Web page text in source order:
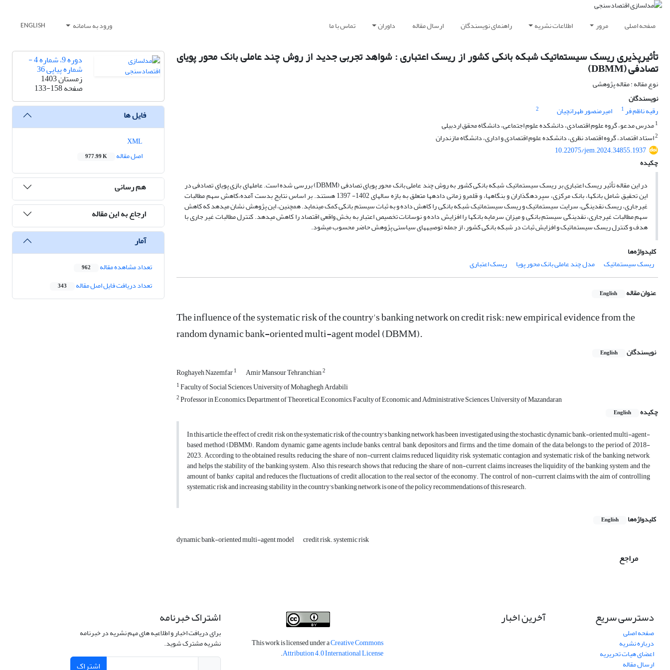
صفحه اصلی مرور اطلاعات نشریه راهنمای نویسندگان ارسال مقاله داوران تماس با ما ورود به سامانه ENGLISH
تأثیرپذیری ریسک سیستماتیک شبکه بانکی کشور از ریسک اعتباری : شواهد تجربی جدید از روش چند عاملی بانک محور پویای
تصادفی (DBMM)
نوع مقاله : مقاله پژوهشی
نویسندگان
رقیه ناظم فر1 امیرمنصور طهرانچیان
2
1مدرس مدعو، گروه علوم اقتصادی، دانشکده علوم اجتماعی، دانشگاه محقق اردبیلی
2استاد اقتصاد، گروه اقتصاد نظری، دانشکده علوم اقتصادی و اداری، دانشگاه مازندران
10.22075/jem.2024.34855.1937
چکیده
در این مقاله تأثیر ریسک اعتباری بر ریسک سیستماتیک شبکه بانکی کشور به روش چند عاملی بانک محور پویای تصادفی (DBMM) بررسی شده است. عامل­های بازی پویای تصادفی در
این تحقیق شامل بانک­ها، بانک مرکزی، سپرده­گذاران و بنگاه­ها، و قلمرو زمانی داده­ها متعلق به بازه سال­های 1402- 1397 هستند. بر اساس نتایج بدست آمده،کاهش سهم مطالبات
غیرجاری، ریسک نقدینگی، سرایت سیستماتیک و ریسک سیستماتیک شبکه بانکی را کاهش داده و به ثبات سیستم بانکی کمک می­نماید. همچنین، این پژوهش نشان می­دهد که کاهش
سهم مطالبات غیرجاری، نقدینگی سیستم بانکی و میزان سرمایه بانک­ها را افزایش داده و نوسانات تخصیص اعتبار به بخش واقعی اقتصاد را کاهش می­دهد. کنترل مطالبات غیر جاری با
هدف و کنترل ریسک سیستماتیک و افزایش ثبات در شبکه بانکی کشور، از جمله توصیه­های سیاستی پژوهش حاضر محسوب می­شود.
کلیدواژه‌ها
ریسک سیستماتیک
مدل چند عاملی بانک محور پویا ریسک اعتباری
عنوان مقاله English
The influence of the systematic risk of the country's banking network on credit risk: new empirical evidence from the
random dynamic bank-oriented multi-agent model (DBMM).
نویسندگان English
Roghayeh Nazemfar1 Amir Mansour Tehranchian2
1Faculty of Social Sciences, University of Mohaghegh Ardabili
2Professor in Economics, Department of Theoretical Economics, Faculty of Economic and Administrative Sciences, University of Mazandaran
چکیده
English
In this article, the effect of credit risk on the systematic risk of the country's banking network has been investigated using the stochastic dynamic bank-oriented multi-agent-
based method (DBMM). Random dynamic game agents include banks, central bank, depositors and firms, and the time domain of the data belongs to the period of 2018-
2023. According to the obtained results, reducing the share of non-current claims, reduced liquidity risk, systematic contagion and systematic risk of the banking network,
and helps the stability of the banking system. Also, this research shows that reducing the share of non-current claims increases the liquidity of the banking system and the
amount of banks' capital and reduces the fluctuations of credit allocation to the real sector of the economy. The control of non-current claims with the aim of controlling
systematic risk and increasing stability in the country's banking network is one of the policy recommendations of this research.
کلیدواژه‌ها English
dynamic bank-oriented multi-agent model credit risk. systemic risk
مراجع
دوره 9، شماره 4 -
شماره پیاپی 36
زمستان 1403
صفحه133-158
فایل ها
اصل مقاله
977.99 K
هم رسانی
ارجاع به این مقاله
آمار
تعداد مشاهده مقاله 962
تعداد دریافت فایل اصل مقاله 343
دسترسی سریع
صفحه اصلی
درباره نشریه
اعضای هیات تحریریه
ارسال مقاله
آخرین اخبار
This work is licensed under aCreative Commons
Attribution 4.0 International License
.
اشتراک خبرنامه
برای دریافت اخبار و اطلاعیه های مهم نشریه در خبرنامه
نشریه مشترک شوید.
اشتراک